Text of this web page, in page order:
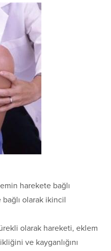
harekete bağlı
olarak ikincil
olarak hareketi, eklem
ve kayganlığını